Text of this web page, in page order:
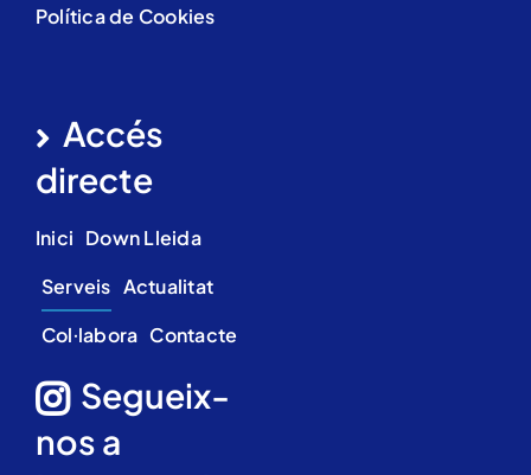
Política de Cookies
Accés
directe
Inici Down Lleida
Serveis Actualitat
Col·labora Contacte
Segueix-
nos a